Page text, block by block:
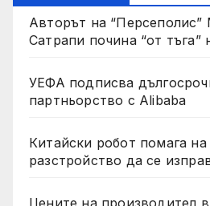
Авторът на
Сатрапи почина “от тъга”
УЕФА подписва
партньорство с Alibaba
Китайски робот помага
разстройство да се